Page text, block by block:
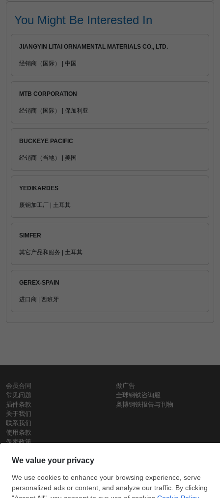
You Might Be Interested In
JIANGYIN LITAI ORNAMENTAL MATERIALS CO., LTD.
经销商（国际） | 中国
MTB CORPORATION
经销商（国际） | 保加利亚
BUCKEYE PACIFIC
经销商（当地） | 美国
YEDIKARDES
废钢加工厂 | 土耳其
SIMFER
其它产品和服务 | 土耳其
GEREX-SPAIN
进口商 | 西班牙
会员合同
常见问题
插件条款
关于我们
联系我们
使用条款
保密政策
做广告
全球钢铁咨询服
奥博钢铁报告与刊物
铁价格
每日废钢价格
盘条价格
保留所有权利